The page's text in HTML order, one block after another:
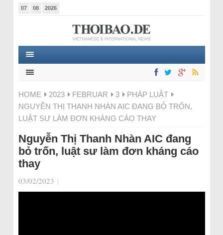
07 08 2026
HOME 2023 FEBRUAR 3
PHÁP LUẬT
NGUYỄN THỊ THANH NHÀN AIC ĐANG BỎ TRỐN,
LUẬT SƯ LÀM ĐƠN KHÁNG CÁO THAY
Nguyễn Thị Thanh Nhàn AIC đang
bỏ trốn, luật sư làm đơn kháng cáo
thay
03/02/2023 |